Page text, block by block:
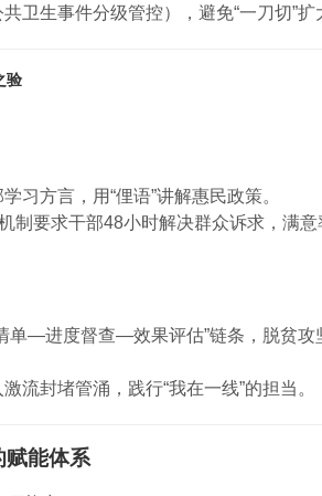
卫生事件分级管控），避免“一刀切”扩
验
习方言，用“俚语”讲解惠民政策。
机制要求干部48小时解决群众诉求，满意
单—进度督查—效果评估”链条，脱贫
流封堵管涌，践行“我在一线”的担当。
赋能体系